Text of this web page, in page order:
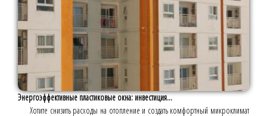
Энергоэффективные пластиковые окна: инвестиция...
Хотите снизить расходы на отопление и создать комфортный микроклимат